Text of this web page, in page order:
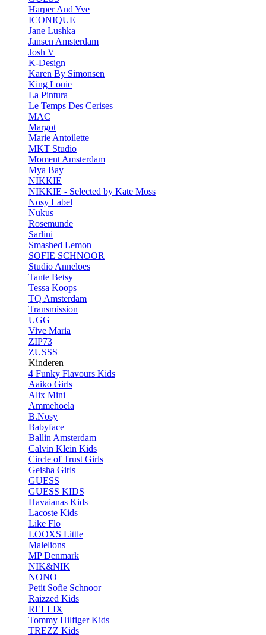
Harper And Yve
ICONIQUE
Jane Lushka
Jansen Amsterdam
Josh V
K-Design
Karen By Simonsen
King Louie
La Pintura
Le Temps Des Cerises
MAC
Margot
Marie Antoilette
MKT Studio
Moment Amsterdam
Mya Bay
NIKKIE
NIKKIE - Selected by Kate Moss
Nosy Label
Nukus
Rosemunde
Sarlini
Smashed Lemon
SOFIE SCHNOOR
Studio Anneloes
Tante Betsy
Tessa Koops
TQ Amsterdam
Transmission
UGG
Vive Maria
ZIP73
ZUSSS
Kinderen
4 Funky Flavours Kids
Aaiko Girls
Alix Mini
Ammehoela
B.Nosy
Babyface
Ballin Amsterdam
Calvin Klein Kids
Circle of Trust Girls
Geisha Girls
GUESS
GUESS KIDS
Havaianas Kids
Lacoste Kids
Like Flo
LOOXS Little
Malelions
MP Denmark
NIK&NIK
NONO
Petit Sofie Schnoor
Raizzed Kids
RELLIX
Tommy Hilfiger Kids
TREZZ Kids